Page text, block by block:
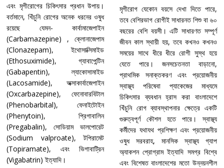
এবং মৃগীরোগের চিকিৎসার প্রধান উপায়।
বর্তমানে, খিঁচুনি রোগের অনেক ধরনের ওষুধ
রয়েছে যেমন- কার্বামাজেপাইন
(Carbamazepine) , ক্লোনাজেপাম
(Clonazepam), ইথোসাক্সিমাইড
(Ethosuximide), গ্যাবাপেন্টিন
(Gabapentin), ল্যাকোসামাইড
(Lacosamide), অক্সাকার্বাজেপাইন
(Oxcarbazepine), ফেনোবারবিটাল
(Phenobarbital), ফেনাইটোইন
(Phenytoin), প্রিগাবালিন
(Pregabalin), সোডিয়াম ভালপোরেট
(Sodium valproate), টপিরামেট
(Topiramate), এবং ভিগাবাট্রিন
(Vigabatrin) ইত্যাদি।
মৃগীরোগ যেকোন বয়সে দেখা দিতে পারে,
তবে বেশিরভাগ রোগীই সাধারনত শিশু বা ৬০
বছরের বেশি বয়সী। এটি সাধারণত সম্পূর্ণ
জীবন কাল স্থায়ী হয়, তবে কখনও কখনও
সময়ের সাথে ধীরে ধীরে রোগী সুস্থ হয়ে
যেতে পারে। জনসচেতনতা বাড়ানো,
প্রাথমিক সনাক্তকরণ এবং প্রয়োজনীয়
স্বাস্থ্য পরিষেবা প্যাকেজের মাধ্যমে
চিকিৎসার ব্যবধান হ্রাস করা বাংলাদেশে
খিঁচুনি রোগ ব্যাবস্থাপনার ক্ষেত্রে একটি
গুরুত্বপূর্ণ কৌশল হতে পারে। স্বাস্থ্য
কর্মীদের যথাযথ প্রশিক্ষণ এবং প্রয়োজনীয়
ওষুধ সরবরাহ, মানসিক স্বাস্থ্য গ্যাপ
অ্যাকশন প্রোগ্রাম ইত্যাদি সমগ্র বিশ্বে
এবং বিশেষত বাংলাদেশের মতো উন্নয়নশীল